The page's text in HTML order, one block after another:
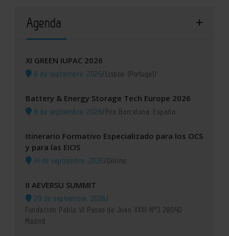
Agenda
XI GREEN IUPAC 2026
8 de septiembre, 2026/Lisboa (Portugal)
Battery & Energy Storage Tech Europe 2026
8 de septiembre, 2026/Fira Barcelona, España
Itinerario Formativo Especializado para los OCS
y para las EICIS
14 de septiembre, 2026/Online
II AEVERSU SUMMIT
29 de septiembre, 2026/
Fundación Pablo VI Paseo de Juan XXIII Nº3 28040
Madrid